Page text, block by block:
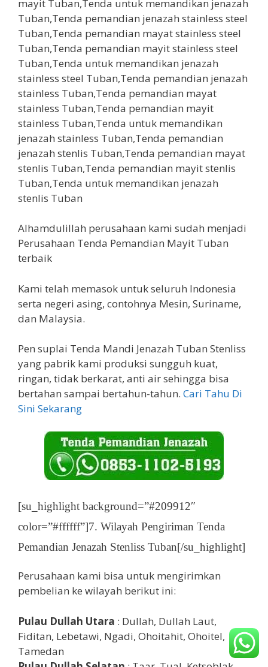
Alhamdulillah perusahaan kami sudah menjadi
Perusahaan Tenda Pemandian Mayit Tuban
terbaik
Kami telah memasok untuk seluruh Indonesia
serta negeri asing, contohnya Mesin, Suriname,
dan Malaysia.
Pen suplai Tenda Mandi Jenazah Tuban Stenliss
yang pabrik kami produksi sungguh kuat,
ringan, tidak berkarat, anti air sehingga bisa
bertahan sampai bertahun-tahun. Cari Tahu Di
Sini Sekarang
[su_highlight background=”#209912″
color=”#ffffff”]7. Wilayah Pengiriman Tenda
Pemandian Jenazah Stenliss Tuban[/su_highlight]
Perusahaan kami bisa untuk mengirimkan
pembelian ke wilayah berikut ini:
Pulau Dullah Utara : Dullah, Dullah Laut,
Fiditan, Lebetawi, Ngadi, Ohoitahit, Ohoitel,
Tamedan